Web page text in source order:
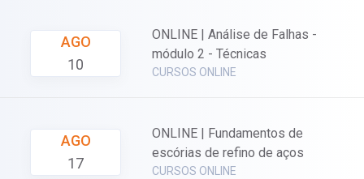
AGO
10
ONLINE | Análise de Falhas -
módulo 2 - Técnicas
CURSOS ONLINE
AGO
17
ONLINE | Fundamentos de
escórias de refino de aços
CURSOS ONLINE